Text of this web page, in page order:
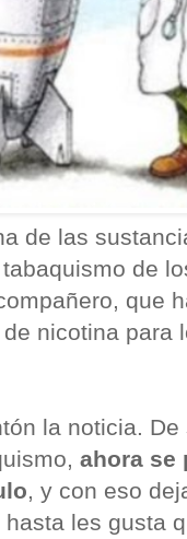
de las
de
que
nicotina para
la noticia.
ahora se
, y con eso
les gusta